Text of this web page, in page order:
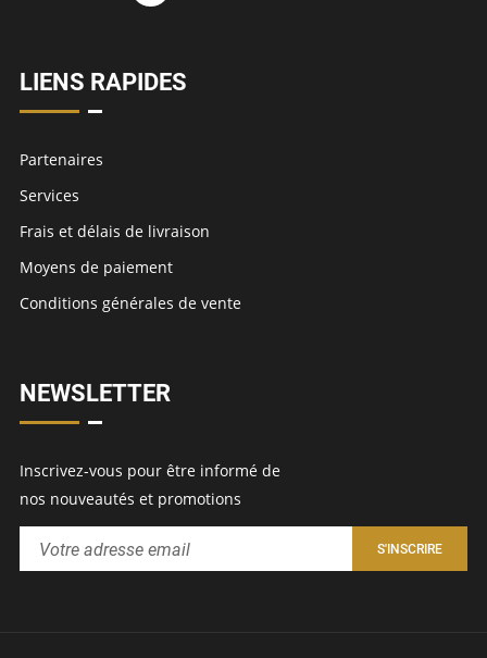
LIENS RAPIDES
Partenaires
Services
Frais et délais de livraison
Moyens de paiement
Conditions générales de vente
NEWSLETTER
Inscrivez-vous pour être informé de
nos nouveautés et promotions